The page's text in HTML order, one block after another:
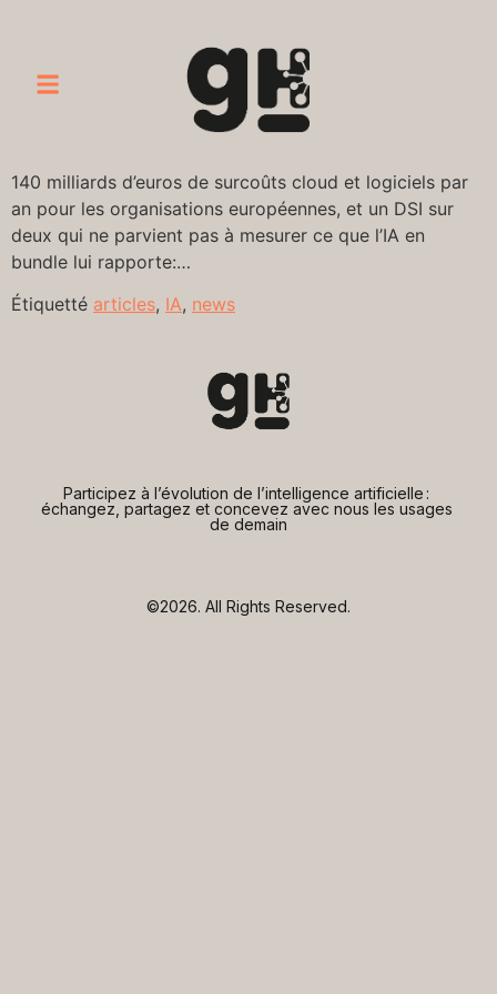
140 milliards d’euros de surcoûts cloud et logiciels par
an pour les organisations européennes, et un DSI sur
deux qui ne parvient pas à mesurer ce que l’IA en
bundle lui rapporte:…
Étiquetté articles, IA, news
Participez à l’évolution de l’intelligence artificielle :
échangez, partagez et concevez avec nous les usages
de demain
©2026. All Rights Reserved.